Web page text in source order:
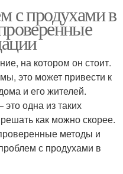
с продухами в
на котором он стоит.
это может привести к
и его жителей.
одна из таких
как можно скорее.
методы и
с продухами в